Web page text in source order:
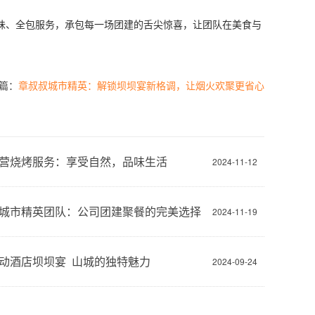
包服务，承包每一场团建的舌尖惊喜，让团队在美食与
： 章叔叔城市精英：解锁坝坝宴新格调，让烟火欢聚更省心
2024-11-12
烧烤服务：享受自然，品味生活
2024-11-19
市精英团队：公司团建聚餐的完美选择
2024-09-24
酒店坝坝宴 山城的独特魅力